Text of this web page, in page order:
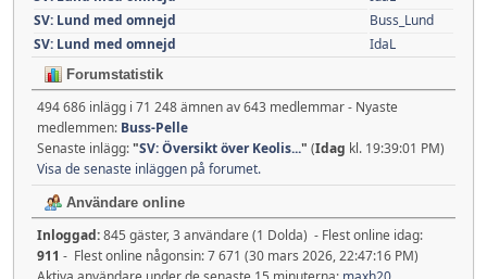
SV: Lund med omnejd
Buss_Lund
SV: Lund med omnejd
IdaL
Forumstatistik
494 686 inlägg i 71 248 ämnen av 643 medlemmar - Nyaste
medlemmen: Buss-Pelle
Senaste inlägg:"SV: Översikt över Keolis..." (Idag kl. 19:39:01 PM)
Visa de senaste inläggen på forumet.
Användare online
Inloggad:845 gäster, 3 användare (1 Dolda) - Flest online idag:
911 - Flest online någonsin: 7 671 (30 mars 2026, 22:47:16 PM)